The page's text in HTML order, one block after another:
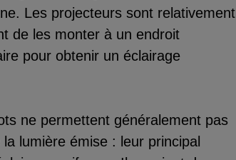
Les projecteurs sont relativement
de les monter à un endroit
pour obtenir un éclairage
ne permettent généralement pas
lumière émise : leur principal